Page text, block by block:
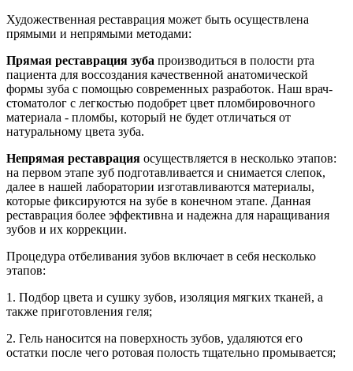
Художественная реставрация может быть осуществлена
прямыми и непрямыми методами:
Прямая реставрация зуба производиться в полости рта
пациента для воссоздания качественной анатомической
формы зуба с помощью современных разработок. Наш врач-
стоматолог с легкостью подобрет цвет пломбировочного
материала - пломбы, который не будет отличаться от
натуральному цвета зуба.
Непрямая реставрация осуществляется в несколько этапов:
на первом этапе зуб подготавливается и снимается слепок,
далее в нашей лаборатории изготавливаются материалы,
которые фиксируются на зубе в конечном этапе. Данная
реставрация более эффективна и надежна для наращивания
зубов и их коррекции.
Процедура отбеливания зубов включает в себя несколько
этапов:
1. Подбор цвета и сушку зубов, изоляция мягких тканей, а
также приготовления геля;
2. Гель наносится на поверхность зубов, удаляются его
остатки после чего ротовая полость тщательно промывается;